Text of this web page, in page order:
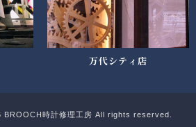
万代シティ店
時計修理工房 All rights reserved.